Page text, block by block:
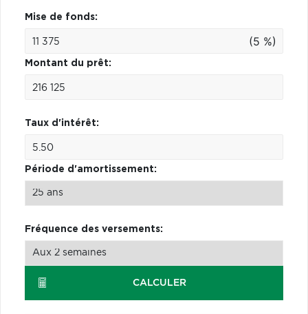
Mise de fonds:
(5 %)
Montant du prêt:
Taux d'intérêt:
Période d'amortissement:
Fréquence des versements:
CALCULER